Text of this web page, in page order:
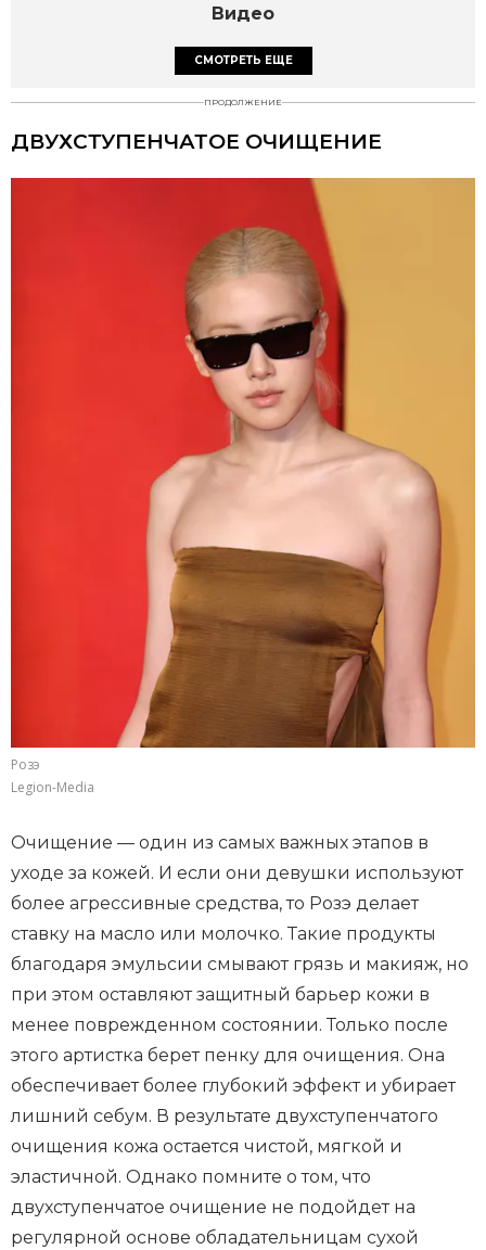
Видео
СМОТРЕТЬ ЕЩЕ
ПРОДОЛЖЕНИЕ
ДВУХСТУПЕНЧАТОЕ ОЧИЩЕНИЕ
Розэ
Legion-Media
Очищение — один из самых важных этапов в
уходе за кожей. И если они девушки используют
более агрессивные средства, то Розэ делает
ставку на масло или молочко. Такие продукты
благодаря эмульсии смывают грязь и макияж, но
при этом оставляют защитный барьер кожи в
менее поврежденном состоянии. Только после
этого артистка берет пенку для очищения. Она
обеспечивает более глубокий эффект и убирает
лишний себум. В результате двухступенчатого
очищения кожа остается чистой, мягкой и
эластичной. Однако помните о том, что
двухступенчатое очищение не подойдет на
регулярной основе обладательницам сухой